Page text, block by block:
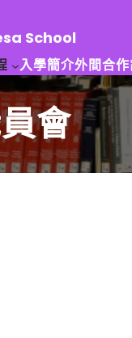
School
入學簡介外間合作
會